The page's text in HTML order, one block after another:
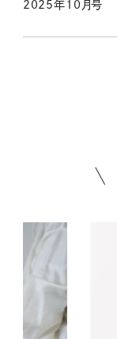
2025年10月号